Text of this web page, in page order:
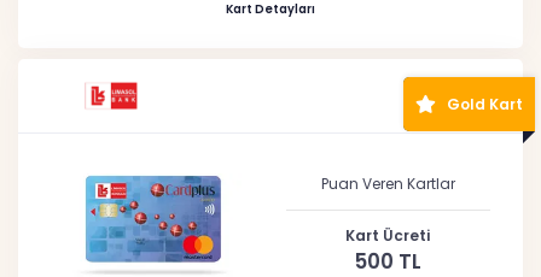
Kart Detayları
Gold Kart
Puan Veren Kartlar
Kart Ücreti
500 TL